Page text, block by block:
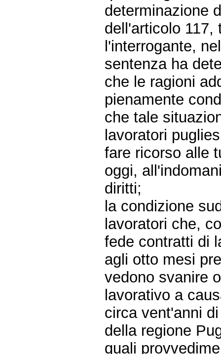
determinazione
dell'articolo 117,
l'interrogante,
sentenza ha
che le ragioni
pienamente
che tale
lavoratori
fare ricorso alle
oggi,
diritti;
la condizione
lavoratori che,
fede contratti di
agli otto mesi
vedono svanire
lavorativo a
circa vent'anni
della regione
quali